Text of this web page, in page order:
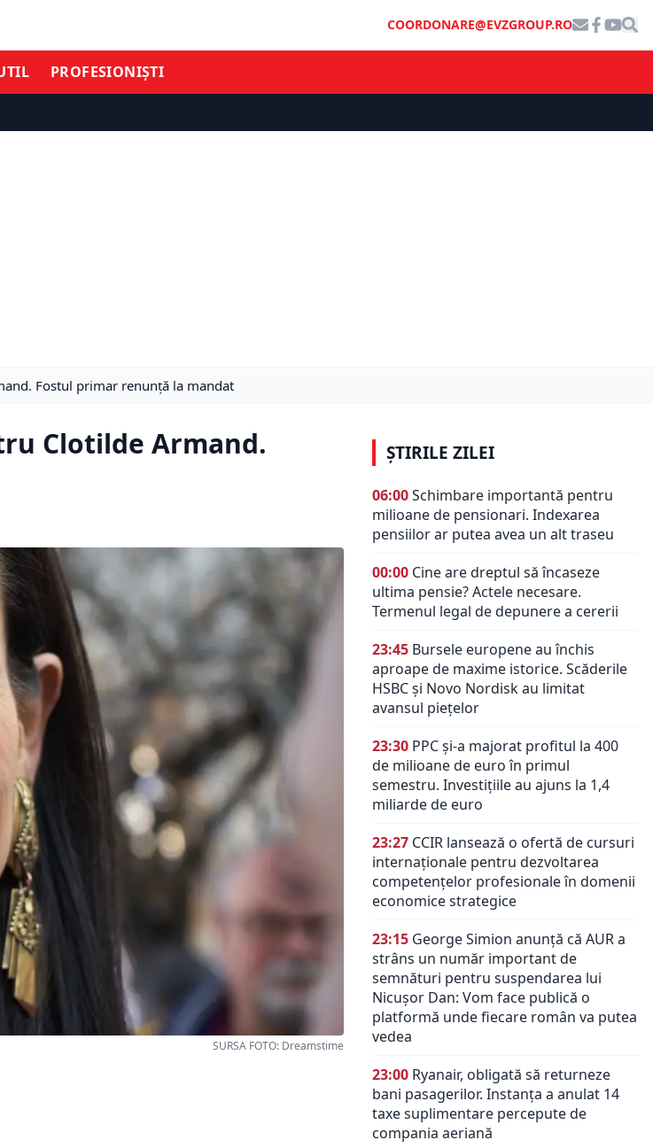
COORDONARE@EVZGROUP.RO
PROFESIONIȘTI
Fostul primar renunță la mandat
Clotilde Armand.
SURSA FOTO: Dreamstime
ȘTIRILE ZILEI
06:00Schimbare importantă pentru
milioane de pensionari. Indexarea
pensiilor ar putea avea un alt traseu
00:00 Cine are dreptul să încaseze
ultima pensie? Actele necesare.
Termenul legal de depunere a cererii
23:45 Bursele europene au închis
aproape de maxime istorice. Scăderile
HSBC și Novo Nordisk au limitat
avansul piețelor
23:30 PPC și-a majorat profitul la 400
de milioane de euro în primul
semestru. Investițiile au ajuns la 1,4
miliarde de euro
23:27 CCIR lansează o ofertă de cursuri
internaționale pentru dezvoltarea
competențelor profesionale în domenii
economice strategice
23:15 George Simion anunță că AUR a
strâns un număr important de
semnături pentru suspendarea lui
Nicușor Dan: Vom face publică o
platformă unde fiecare român va putea
vedea
23:00 Ryanair, obligată să returneze
bani pasagerilor. Instanța a anulat 14
taxe suplimentare percepute de
compania aeriană